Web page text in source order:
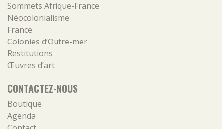
Sommets Afrique-France
Néocolonialisme
France
Colonies d’Outre-mer
Restitutions
Œuvres d’art
CONTACTEZ-NOUS
Boutique
Agenda